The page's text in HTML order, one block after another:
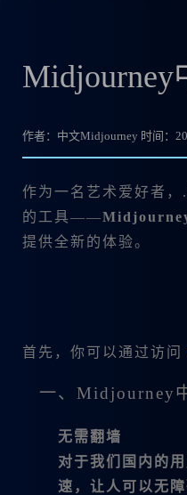
作者：中文Midjourney 时间：
作为一名艺术爱好者
的工具——
提供全新的体验。
首先，你可以通过访问
一、Midjourney
无需翻墙
对于我们国内的
速，让人可以无